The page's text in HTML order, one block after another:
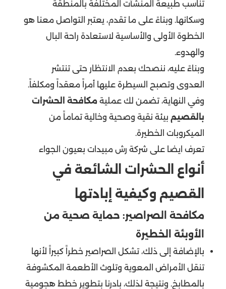
تناسب طبيعة المنشآت المختلفة بالمنطقة
وسكانها. وبناءً على ما تقدم، يعتبر التواصل معنا هو
الخطوة الأولى والأساسية لاستعادة راحة البال
والهدوء.
وبناءً عليه، ننصحك بعدم الانتظار حتى تنتشر
العدوى وتصبح السيطرة عليها أمراً معقداً ومكلفاً.
وفي النهاية، تضمن لك عمليةمكافحة الحشرات
بالقصيم بيئة نقية وصحية وخالية تماماً من
الميكروبات الخطيرة.
تعرف ايضا على شركة رش مبيدات بعيون الجواء
أنواع الحشرات الشائعة في
القصيم وكيفية إبادتها
مكافحة الصراصير: حماية صحية من
الأوبئة الخطيرة
بالإضافة إلى ذلك، تشكل الصراصير خطراً كبيراً لأنها
تنقل الأمراض المعوية وتلوث الأطعمة المكشوفة
بالمطابخ. ونتيجة لذلك، بادرنا بتطوير خطط هجومية